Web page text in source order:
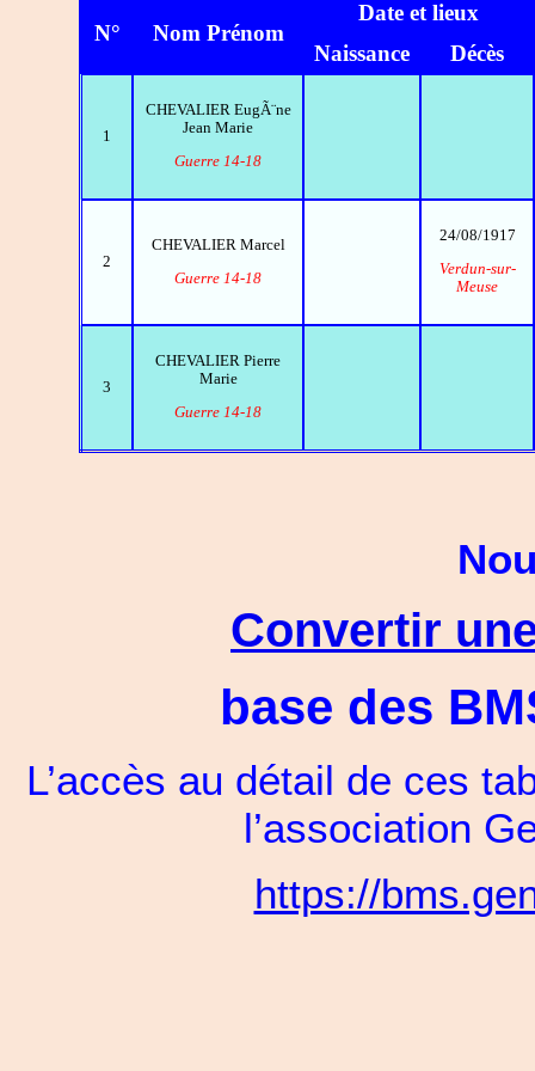
N° Nom Prénom
Date et lieux
Naissance
Décès
1
CHEVALIER EugÃ¨ne
Jean Marie
Guerre 14-18
2
CHEVALIER Marcel
Guerre 14-18
24/08/1917
Verdun-sur-
Meuse
3
CHEVALIER Pierre
Marie
Guerre 14-18
Convertir
base des
L’accès au détail de ces
l’association
https://